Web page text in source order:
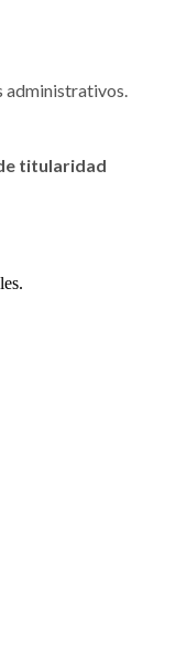
administrativos.
titularidad